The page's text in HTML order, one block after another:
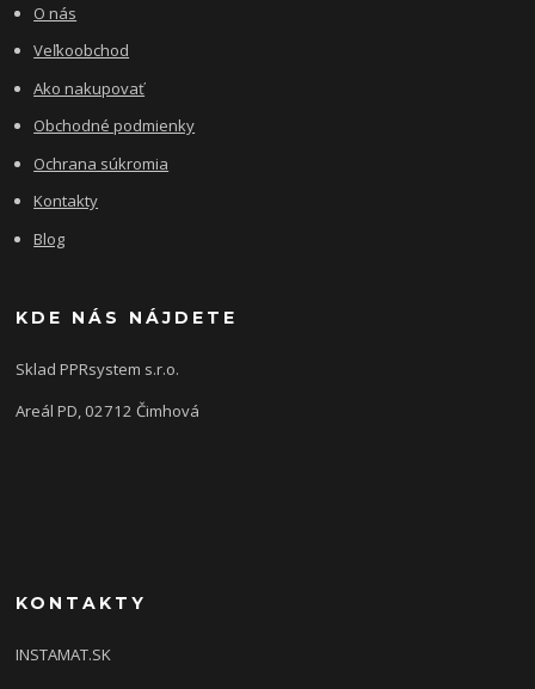
O nás
Veľkoobchod
Ako nakupovať
Obchodné podmienky
Ochrana súkromia
Kontakty
Blog
KDE NÁS NÁJDETE
Sklad PPRsystem s.r.o.
Areál PD, 02712 Čimhová
KONTAKTY
INSTAMAT.SK